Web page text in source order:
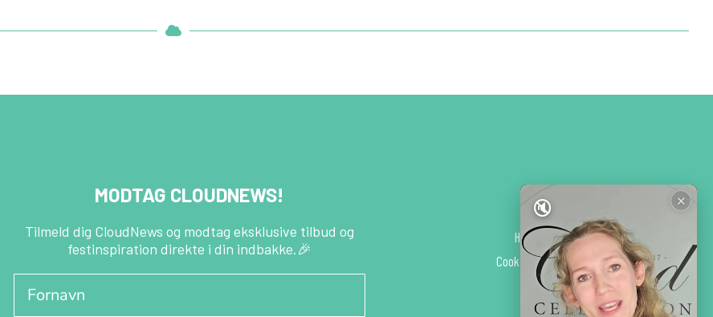
MODTAG CLOUDNEWS!
Tilmeld dig CloudNews og modtag eksklusive tilbud og
festinspiration direkte i din indbakke.🎉
Fornavn
NYTTIGE LINKS
Handelsbetingelser>
Cookie- ogPrivatlivspolitik>
🔇 ✕